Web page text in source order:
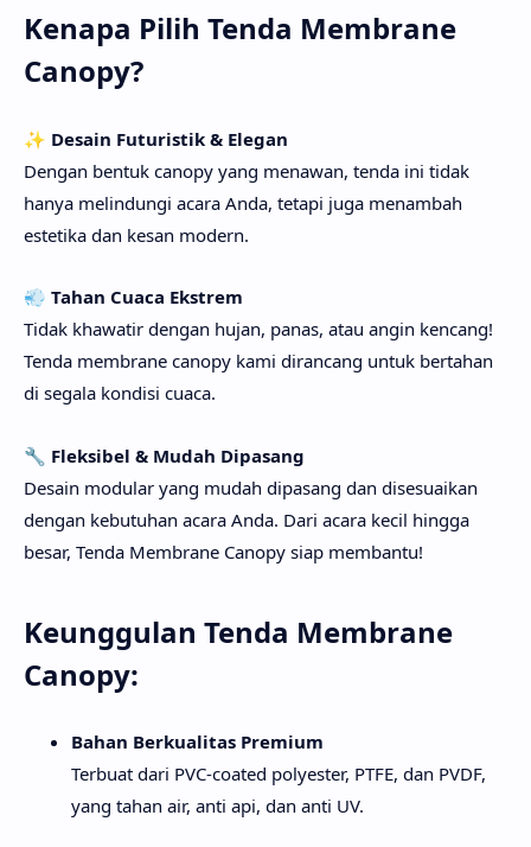
Kenapa Pilih Tenda Membrane
Canopy?
✨ Desain Futuristik & Elegan
Dengan bentuk canopy yang menawan, tenda ini tidak
hanya melindungi acara Anda, tetapi juga menambah
estetika dan kesan modern.
💨 Tahan Cuaca Ekstrem
Tidak khawatir dengan hujan, panas, atau angin kencang!
Tenda membrane canopy kami dirancang untuk bertahan
di segala kondisi cuaca.
🔧 Fleksibel & Mudah Dipasang
Desain modular yang mudah dipasang dan disesuaikan
dengan kebutuhan acara Anda. Dari acara kecil hingga
besar, Tenda Membrane Canopy siap membantu!
Keunggulan Tenda Membrane
Canopy:
Bahan Berkualitas Premium
Terbuat dari PVC-coated polyester, PTFE, dan PVDF,
yang tahan air, anti api, dan anti UV.